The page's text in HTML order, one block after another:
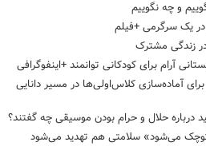
و چه نگوییم
در یک سرگرمی +فیلم
زندگی مشترک
آرام برای کودکانی توانمند +اینفوگرافی
تا کلاس درس؛ ۶ گام برای آماده‌سازی کلاس‌اولی‌ها در مسیر دانایی
درباره حلال و حرام بودن موسیقی چه گفتند؟
می‌شود» سلامتی هم تهدید می‌شود